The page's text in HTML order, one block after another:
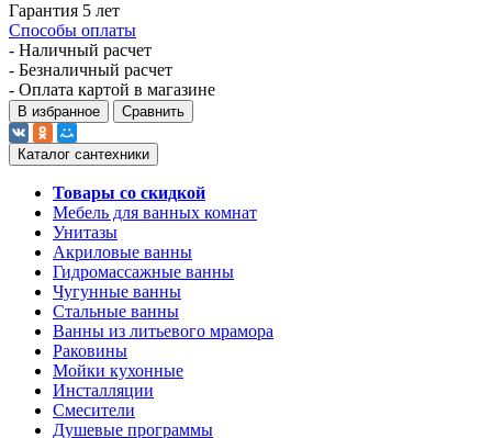
Гарантия 5 лет
Способы оплаты
- Наличный расчет
- Безналичный расчет
- Оплата картой в магазине
В избранное Сравнить
Каталог сантехники
Товары со скидкой
Мебель для ванных комнат
Унитазы
Акриловые ванны
Гидромассажные ванны
Чугунные ванны
Стальные ванны
Ванны из литьевого мрамора
Раковины
Мойки кухонные
Инсталляции
Смесители
Душевые программы